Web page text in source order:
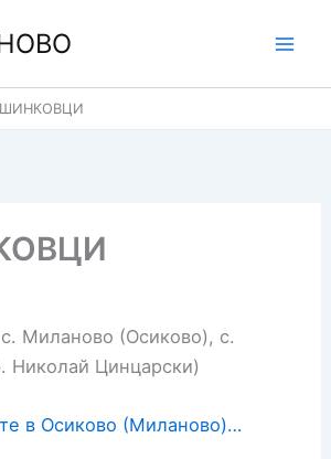
Миланово (Осиково), с.
Николай Цинцарски)
в Осиково (Миланово)…